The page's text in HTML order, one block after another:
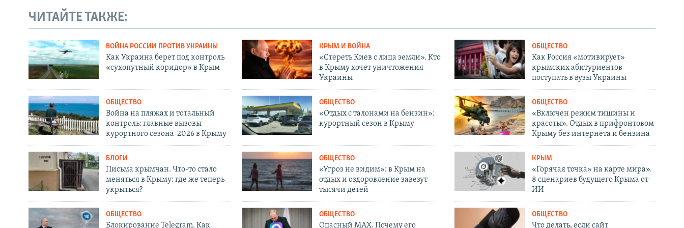
ЧИТАЙТЕ ТАКЖЕ:
ВОЙНА РОССИИ ПРОТИВ УКРАИНЫ
Как Украина берет под контроль
«сухопутный коридор» в Крым
КРЫМ И ВОЙНА
«Стереть Киев с лица земли». Кто
в Крыму хочет уничтожения
Украины
ОБЩЕСТВО
Как Россия «мотивирует»
крымских абитуриентов
поступать в вузы Украины
ОБЩЕСТВО
Война на пляжах и тотальный
контроль: главные вызовы
курортного сезона-2026 в Крыму
ОБЩЕСТВО
«Отдых с талонами на бензин»:
курортный сезон в Крыму
ОБЩЕСТВО
«Включен режим тишины и
красоты». Отдых в прифронтовом
Крыму без интернета и бензина
БЛОГИ
Письма крымчан. Что-то стало
меняться в Крыму: где же теперь
укрыться?
ОБЩЕСТВО
«Угроз не видим»: в Крым на
отдых и оздоровление завезут
тысячи детей
КРЫМ
«Горячая точка» на карте мира».
8 сценариев будущего Крыма от
ИИ
ОБЩЕСТВО
Блокирование Telegram. Как
ОБЩЕСТВО
Опасный MAX. Почему его
ОБЩЕСТВО
Что делать, если сайт